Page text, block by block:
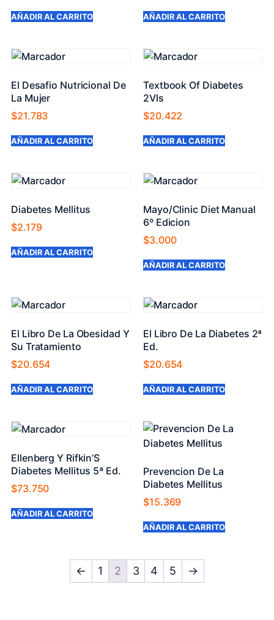
AÑADIR AL CARRITO AÑADIR AL CARRITO
El Desafio Nutricional De
La Mujer
$21.783
AÑADIR AL CARRITO
Textbook Of Diabetes
2Vls
$20.422
AÑADIR AL CARRITO
Diabetes Mellitus
$2.179
AÑADIR AL CARRITO
Mayo/Clinic Diet Manual
6º Edicion
$3.000
AÑADIR AL CARRITO
El Libro De La Obesidad Y
Su Tratamiento
$20.654
AÑADIR AL CARRITO
El Libro De La Diabetes 2ª
Ed.
$20.654
AÑADIR AL CARRITO
Ellenberg Y Rifkin’S
Diabetes Mellitus 5ª Ed.
$73.750
AÑADIR AL CARRITO
Prevencion De La
Diabetes Mellitus
$15.369
AÑADIR AL CARRITO
← 1 2 3 4 5 →